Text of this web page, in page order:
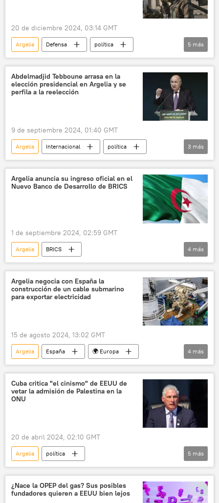
20 de diciembre 2024, 03:14 GMT
Argelia Defensa
política
seguridad
Mijaíl Bogdánov
Siria
Líbano
Rusia
5 más
Abdelmadjid Tebboune arrasa en la
elección presidencial en Argelia y se
perfila a la reelección
9 de septiembre 2024, 01:40 GMT
Argelia Internacional
política
Abdelaziz Buteflika
elecciones
votación
3 más
Argelia anuncia su ingreso oficial en el
Nuevo Banco de Desarrollo de BRICS
1 de septiembre 2024, 02:59 GMT
Argelia
BRICS
Nuevo Banco de Desarrollo (NBD)
Economía
💶 Divisas
📈 Mercados y finanzas
4 más
Argelia negocia con España la
construcción de un cable submarino
para exportar electricidad
15 de agosto 2024, 13:02 GMT
Argelia España
🌍 Europa
🌍 África
cables
electricidad
🏛️ Compañías
4 más
Cuba critica "el cinismo" de EEUU de
vetar la admisión de Palestina en la
ONU
20 de abril 2024, 02:10 GMT
Argelia
política
Miguel Díaz-Canel Bermúdez
Palestina
Israel
ONU América Latina
5 más
¿Nace la OPEP del gas? Sus posibles
fundadores quieren a EEUU bien lejos